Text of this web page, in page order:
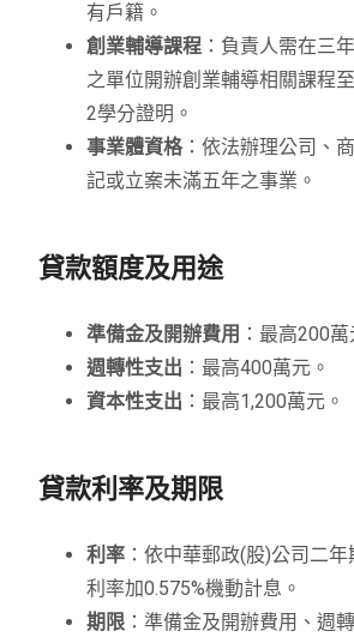
有戶籍。
創業輔導課程 ：負責人需在三
之單位開辦創業輔導相關課程
2學分證明。
事業體資格：依法辦理公司、
記或立案未滿五年之事業。
貸款額度及用途
準備金及開辦費用 ：最高200萬
週轉性支出 ：最高400萬元。
資本性支出 ：最高1,200萬元。
貸款利率及期限
利率 ：依中華郵政(股)公司二
利率加0.575%機動計息。
期限 ：準備金及開辦費用、週